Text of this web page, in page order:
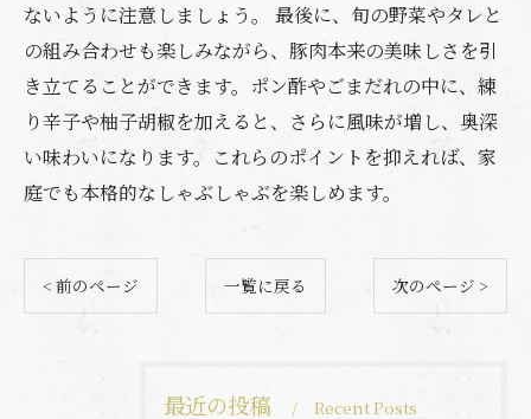
ないように注意しましょう。 最後に、旬の野菜やタレと
の組み合わせも楽しみながら、豚肉本来の美味しさを引
き立てることができます。ポン酢やごまだれの中に、練
り辛子や柚子胡椒を加えると、さらに風味が増し、奥深
い味わいになります。これらのポイントを抑えれば、家
庭でも本格的なしゃぶしゃぶを楽しめます。
< 前のページ 一覧に戻る 次のページ >
最近の投稿 Recent Posts